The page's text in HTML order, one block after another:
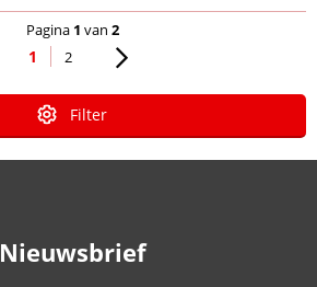
Pagina 1 van 2
1 2
Filter
Nieuwsbrief